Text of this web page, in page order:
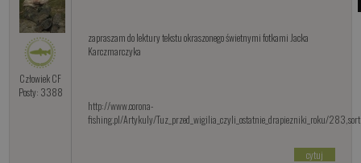
Człowiek CF
Posty: 3388
zapraszam do lektury tekstu okraszonego świetnymi fotkami Jacka
Karczmarczyka
http://www.corona-
fishing.pl/Artykuly/Tuz_przed_wigilia_czyli_ostatnie_drapiezniki_roku/
cytuj